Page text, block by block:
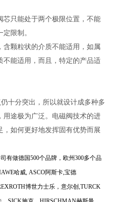
芯只能处于两个极限位置，不能
限制。
颗粒状的介质不能适用，如属
不能适用，而且，特定的产品适
十分突出，所以就设计成多种多
用途极为广泛。电磁阀技术的进
如何更好地发挥固有优势而展
有做德国500个品牌，欧州300多个品
哈威, ASCO阿斯卡,宝德
博世力士乐，意尔创,TURCK